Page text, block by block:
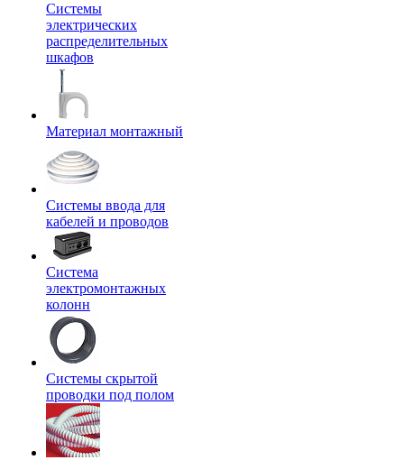
Системы
электрических
распределительных
шкафов
Материал монтажный
Системы ввода для
кабелей и проводов
Система
электромонтажных
колонн
Системы скрытой
проводки под полом